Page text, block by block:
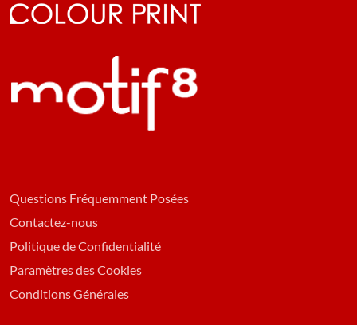
Questions Fréquemment Posées
Contactez-nous
Politique de Confidentialité
Paramètres des Cookies
Conditions Générales